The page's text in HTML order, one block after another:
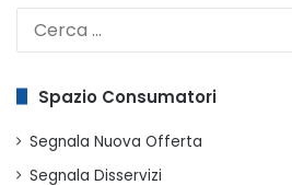
Spazio Consumatori
Segnala Nuova Offerta
Segnala Disservizi